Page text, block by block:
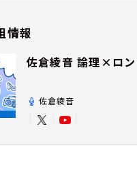
情報
佐倉綾音 論理×ロン
佐倉綾音